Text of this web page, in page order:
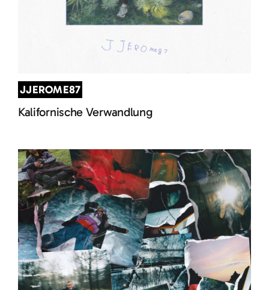
JJEROME87
Kalifornische Verwandlung